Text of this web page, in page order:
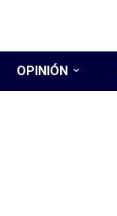
OPINIÓN